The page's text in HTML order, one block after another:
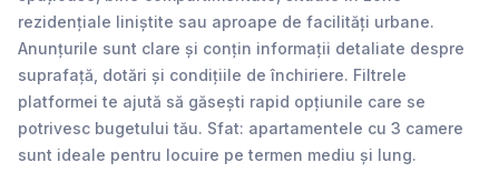
rezidențiale liniștite sau aproape de facilități urbane.
Anunțurile sunt clare și conțin informații detaliate despre
suprafață, dotări și condițiile de închiriere. Filtrele
platformei te ajută să găsești rapid opțiunile care se
potrivesc bugetului tău. Sfat: apartamentele cu 3 camere
sunt ideale pentru locuire pe termen mediu și lung.